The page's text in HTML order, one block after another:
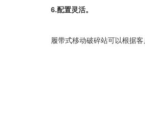
6.配置灵活。
履带式移动破碎站可以根据